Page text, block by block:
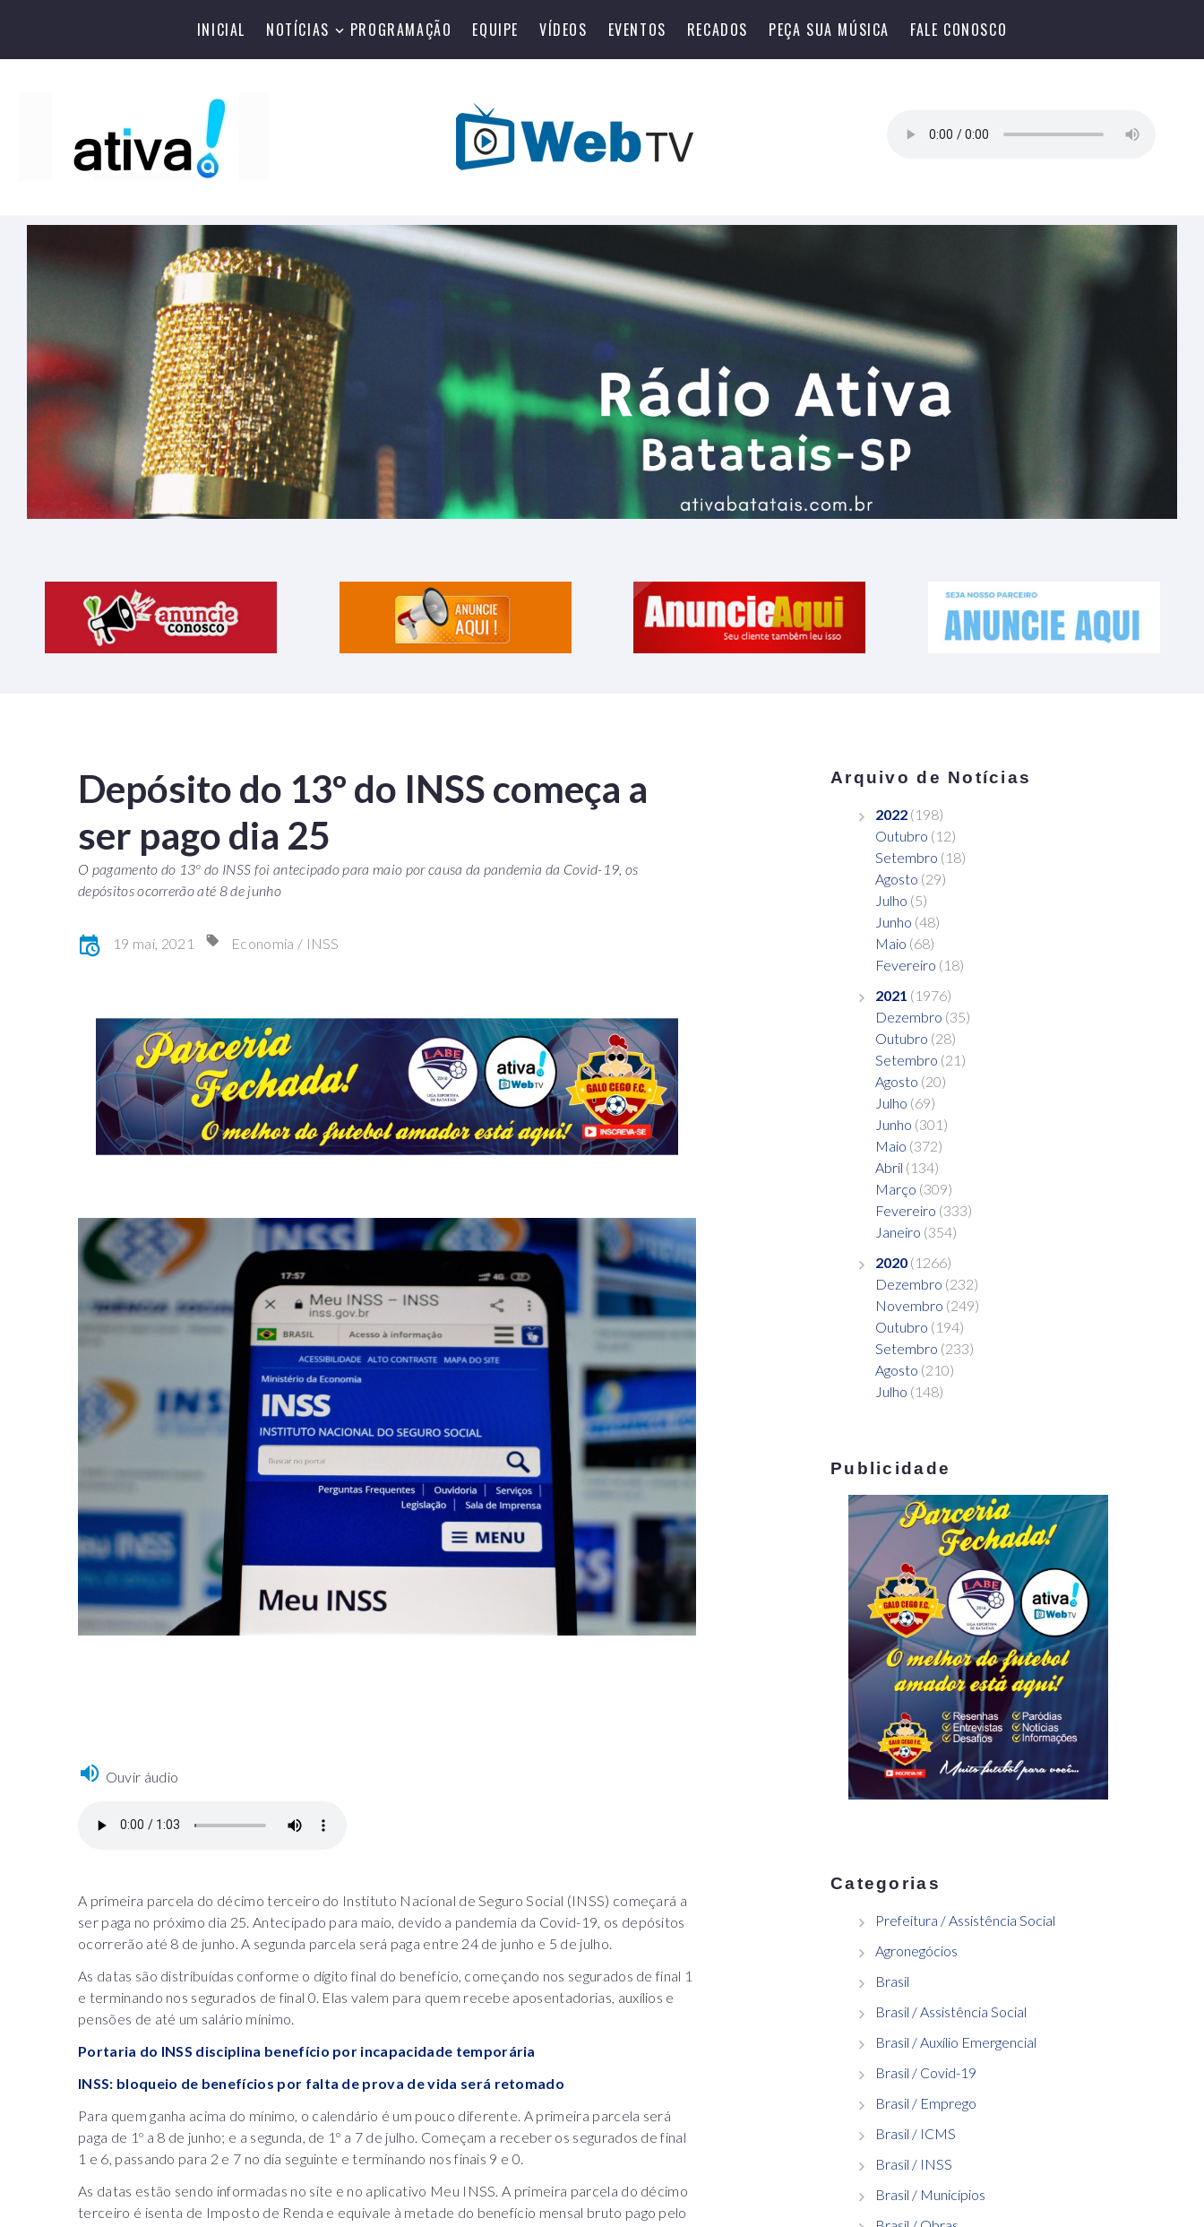
INICIAL NOTÍCIAS PROGRAMAÇÃO EQUIPE VÍDEOS EVENTOS RECADOS PEÇA SUA MÚSICA FALE CONOSCO
Depósito do 13º do INSS começa a
ser pago dia 25
O pagamento do 13º do INSS foi antecipado para maio por causa da pandemia da Covid-19, os
depósitos ocorrerão até 8 de junho
19 mai, 2021 Economia / INSS
Ouvir áudio
A primeira parcela do décimo terceiro do Instituto Nacional de Seguro Social (INSS) começará a
ser paga no próximo dia 25. Antecipado para maio, devido a pandemia da Covid-19, os depósitos
ocorrerão até 8 de junho. A segunda parcela será paga entre 24 de junho e 5 de julho.
As datas são distribuídas conforme o dígito final do benefício, começando nos segurados de final 1
e terminando nos segurados de final 0. Elas valem para quem recebe aposentadorias, auxílios e
pensões de até um salário mínimo.
Portaria do INSS disciplina benefício por incapacidade temporária
INSS: bloqueio de benefícios por falta de prova de vida será retomado
Para quem ganha acima do mínimo, o calendário é um pouco diferente. A primeira parcela será
paga de 1º a 8 de junho; e a segunda, de 1º a 7 de julho. Começam a receber os segurados de final
1 e 6, passando para 2 e 7 no dia seguinte e terminando nos finais 9 e 0.
As datas estão sendo informadas no site e no aplicativo Meu INSS. A primeira parcela do décimo
terceiro é isenta de Imposto de Renda e equivale à metade do benefício mensal bruto pago pelo
Arquivo de Notícias
2022 (198)
Outubro (12)
Setembro (18)
Agosto (29)
Julho (5)
Junho (48)
Maio (68)
Fevereiro (18)
2021 (1976)
Dezembro (35)
Outubro (28)
Setembro (21)
Agosto (20)
Julho (69)
Junho (301)
Maio (372)
Abril (134)
Março (309)
Fevereiro (333)
Janeiro (354)
2020 (1266)
Dezembro (232)
Novembro (249)
Outubro (194)
Setembro (233)
Agosto (210)
Julho (148)
Publicidade
Categorias
Prefeitura / Assistência Social
Agronegócios
Brasil
Brasil / Assistência Social
Brasil / Auxílio Emergencial
Brasil / Covid-19
Brasil / Emprego
Brasil / ICMS
Brasil / INSS
Brasil / Municípios